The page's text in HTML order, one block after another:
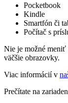
Pocketbook
Kindle
Smartfón či
Počítač s
Nie je možné
väčšie obrazovky.
Viac informácií v
Prečítate na